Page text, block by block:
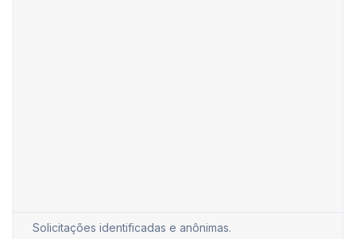
Solicitações identificadas e anônimas.